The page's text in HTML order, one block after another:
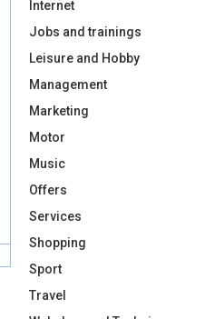
Internet
Jobs and trainings
Leisure and Hobby
Management
Marketing
Motor
Music
Offers
Services
Shopping
Sport
Travel